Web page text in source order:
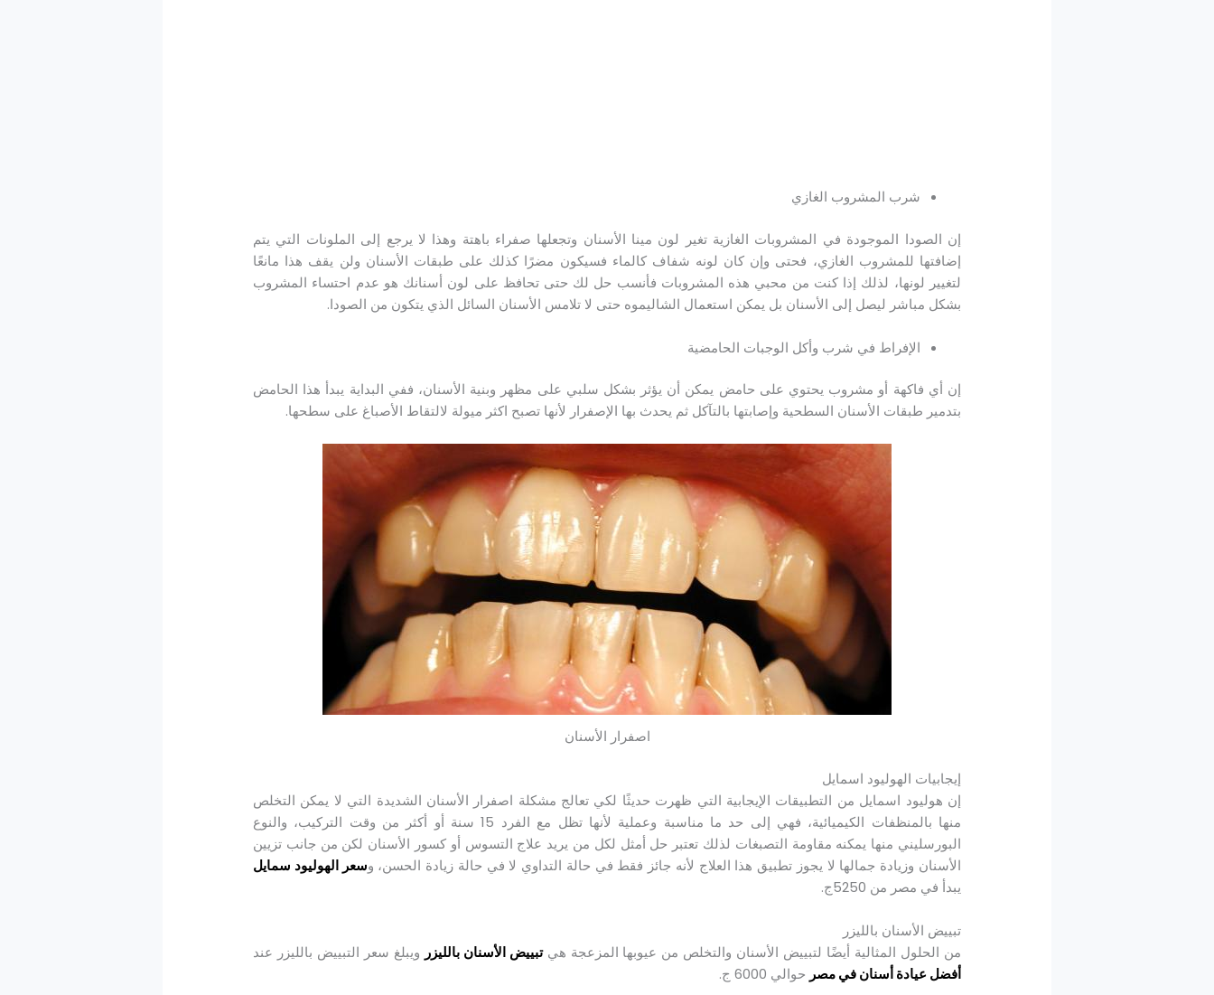
شرب المشروب الغازي
إن الصودا الموجودة في المشروبات الغازية تغير لون مينا الأسنان وتجعلها صفراء باهتة وهذا لا يرجع إلى الملونات التي يتم
إضافتها للمشروب الغازي، فحتى وإن كان لونه شفاف كالماء فسيكون مضرًا كذلك على طبقات الأسنان ولن يقف هذا مانعًا
لتغيير لونها، لذلك إذا كنت من محبي هذه المشروبات فأنسب حل لك حتى تحافظ على لون أسنانك هو عدم احتساء المشروب
بشكل مباشر ليصل إلى الأسنان بل يمكن استعمال الشاليموه حتى لا تلامس الأسنان السائل الذي يتكون من الصودا.
الإفراط في شرب وأكل الوجبات الحامضية
إن أي فاكهة أو مشروب يحتوي على حامض يمكن أن يؤثر بشكل سلبي على مظهر وبنية الأسنان، ففي البداية يبدأ هذا الحامض
بتدمير طبقات الأسنان السطحية وإصابتها بالتآكل ثم يحدث بها الإصفرار لأنها تصبح اكثر ميولة لالتقاط الأصباغ على سطحها.
اصفرار الأسنان
إيجابيات الهوليود اسمايل
إن هوليود اسمايل من التطبيقات الإيجابية التي ظهرت حديثًا لكي تعالج مشكلة اصفرار الأسنان الشديدة التي لا يمكن التخلص
منها بالمنظفات الكيميائية، فهي إلى حد ما مناسبة وعملية لأنها تظل مع الفرد 15 سنة أو أكثر من وقت التركيب، والنوع
البورسليني منها يمكنه مقاومة التصبغات لذلك تعتبر حل أمثل لكل من يريد علاج التسوس أو كسور الأسنان لكن من جانب تزيين
الأسنان وزيادة جمالها لا يجوز تطبيق هذا العلاج لأنه جائز فقط في حالة التداوي لا في حالة زيادة الحسن، وسعر الهوليود سمايل
يبدأ في مصر من 5250ج.
تبييض الأسنان بالليزر
من الحلول المثالية أيضًا لتبييض الأسنان والتخلص من عيوبها المزعجة هيتبييض الأسنان بالليزر ويبلغ سعر التبييض بالليزر عند
أفضل عيادة أسنان في مصر حوالي 6000 ج.